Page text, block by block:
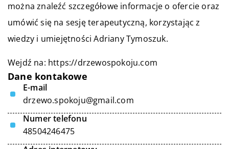
można znaleźć szczegółowe informacje o ofercie oraz
umówić się na sesję terapeutyczną, korzystając z
wiedzy i umiejętności Adriany Tymoszuk.
Wejdź na: https://drzewospokoju.com
Dane kontakowe
E-mail
drzewo.spokoju@gmail.com
Numer telefonu
48504246475